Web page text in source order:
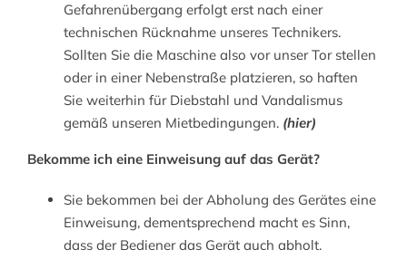
Gefahrenübergang erfolgt erst nach einer
technischen Rücknahme unseres Technikers.
Sollten Sie die Maschine also vor unser Tor stellen
oder in einer Nebenstraße platzieren, so haften
Sie weiterhin für Diebstahl und Vandalismus
gemäß unseren Mietbedingungen. (hier)
Bekomme ich eine Einweisung auf das Gerät?
Sie bekommen bei der Abholung des Gerätes eine
Einweisung, dementsprechend macht es Sinn,
dass der Bediener das Gerät auch abholt.